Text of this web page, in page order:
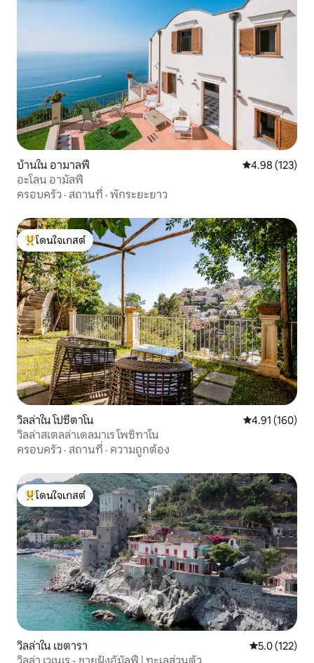
บ้านใน อามาลฟี คะแนนเฉลี่ย
4.98 (123)
อะโลน อามัลฟี
ครอบครัว · สถานที่ · พักระยะยาว
โดนใจเกสต์ที่สุด
โดนใจเกสต์
วิลล่าใน โปซีตาโน คะแนนเฉลี่ย
4.91 (160)
วิลล่าสเตลล่าเดลมาเร โพซิทาโน
ครอบครัว · สถานที่ · ความถูกต้อง
โดนใจเกสต์ที่สุด
โดนใจเกสต์
วิลล่าใน เชตารา คะแนนเฉลี่ย
5.0 (122)